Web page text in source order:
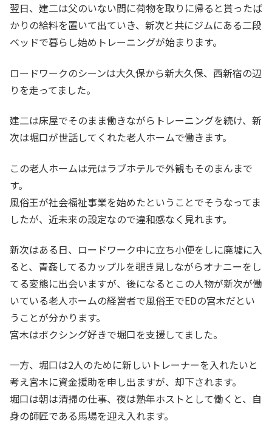
翌日、建二は父のいない間に荷物を取りに帰ると貰ったば
かりの給料を置いて出ていき、新次と共にジムにある二段
ベッドで暮らし始めトレーニングが始まります。
ロードワークのシーンは大久保から新大久保、西新宿の辺
りを走ってました。
建二は床屋でそのまま働きながらトレーニングを続け、新
次は堀口が世話してくれた老人ホームで働きます。
この老人ホームは元はラブホテルで外観もそのまんまで
す。
風俗王が社会福祉事業を始めたということでそうなってま
したが、近未来の設定なので違和感なく見れます。
新次はある日、ロードワーク中に立ち小便をしに廃墟に入
ると、青姦してるカップルを覗き見しながらオナニーをし
てる変態に出会いますが、後になるとこの人物が新次が働
いている老人ホームの経営者で風俗王でEDの宮木だとい
うことが分かります。
宮木はボクシング好きで堀口を支援してました。
一方、堀口は2人のために新しいトレーナーを入れたいと
考え宮木に資金援助を申し出ますが、却下されます。
堀口は朝は清掃の仕事、夜は熟年ホストとして働くと、自
身の師匠である馬場を迎え入れます。